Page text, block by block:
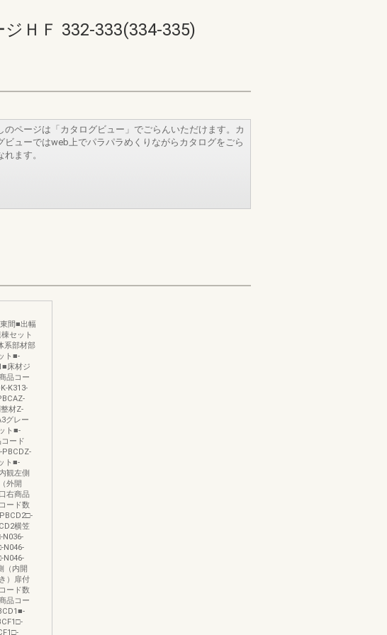
ＨＦ 332-333(334-335)
のページは「カタログビュー」でごらんいただけます。カ
ビューではweb上でパラパラめくりながらカタログをごら
れます。
間■出幅
セット
系部材部
ト■-
床材ジ
品コー
K313-
材Z-
グレー
ト■-
ード
PBCDZ-
ト■-
観左側
外開
右商品
ード数
横笠
N036-
N046-
N046-
（内開
）扉付
ード数
品コー